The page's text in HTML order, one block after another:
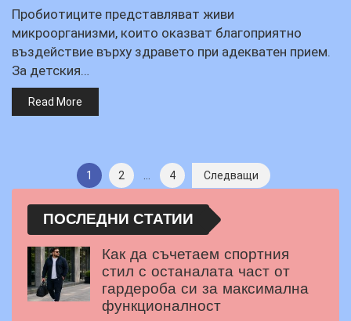
Пробиотиците представляват живи
микроорганизми, които оказват благоприятно
въздействие върху здравето при адекватен прием.
За детския…
Read More
Разделяне
на
публикациите
на
страници
1 2 … 4 Следващи
ПОСЛЕДНИ СТАТИИ
Как да съчетаем спортния
стил с останалата част от
гардероба си за максимална
функционалност